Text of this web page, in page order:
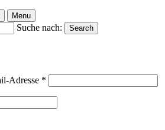
Menu
Suche nach: Search
Adresse *